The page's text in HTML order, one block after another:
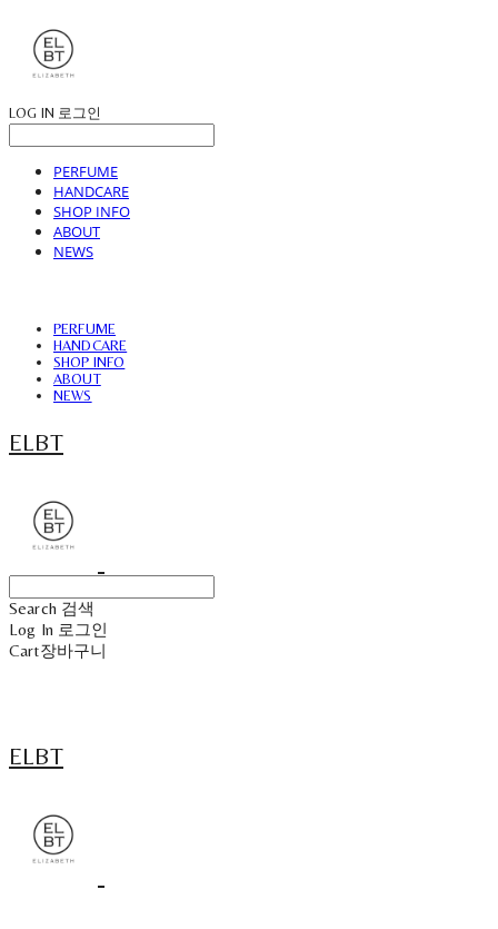
LOG IN 로그인
PERFUME
HANDCARE
SHOP INFO
ABOUT
NEWS
PERFUME
HANDCARE
SHOP INFO
ABOUT
NEWS
ELBT
Search 검색
Log In 로그인
Cart장바구니
ELBT